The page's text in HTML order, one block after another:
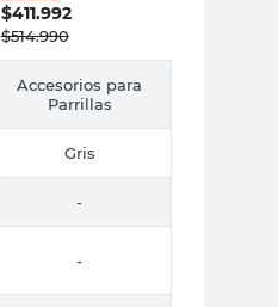
$411.992
$514.990
Accesorios para
Parrillas
Gris
-
-